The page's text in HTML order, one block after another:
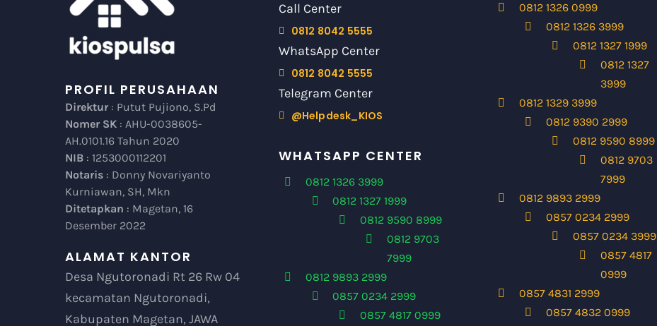
PROFIL PERUSAHAAN
Direktur : Putut Pujiono, S.Pd
Nomer SK : AHU-0038605-
AH.0101.16 Tahun 2020
NIB: 1253000112201
Notaris: Donny Novariyanto
Kurniawan, SH, Mkn
Ditetapkan : Magetan, 16
Desember 2022
ALAMAT KANTOR
Desa Ngutoronadi Rt 26 Rw 04
kecamatan Ngutoronadi,
Kabupaten Magetan, JAWA
Call Center
0812 8042 5555
WhatsApp Center
0812 8042 5555
Telegram Center
@Helpdesk_KIOS
WHATSAPP CENTER
0812 1326 3999
0812 1327 1999
0812 9590 8999
0812 9703
7999
0812 9893 2999
0857 0234 2999
0857 4817 0999
0812 1326 0999
0812 1326 3999
0812 1327 1999
0812 1327
3999
0812 1329 3999
0812 9390 2999
0812 9590 8999
0812 9703
7999
0812 9893 2999
0857 0234 2999
0857 0234 3999
0857 4817
0999
0857 4831 2999
0857 4832 0999